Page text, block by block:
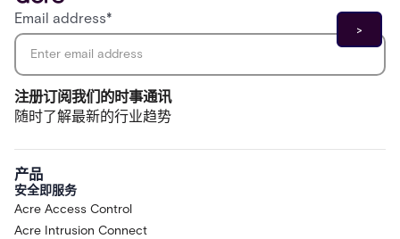
注册订阅我们的时事通讯
随时了解最新的行业趋势
Email address*
产品
安全即服务
Acre Access Control
Acre Intrusion Connect